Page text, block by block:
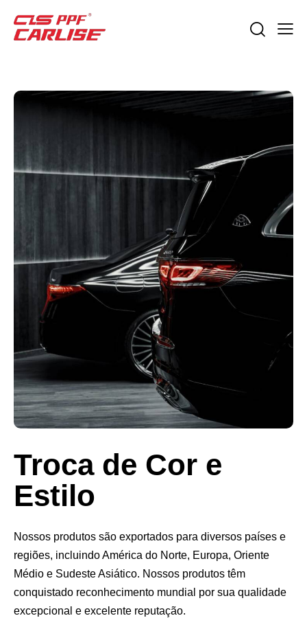
Troca de Cor e
Estilo
Nossos produtos são exportados para diversos países e
regiões, incluindo América do Norte, Europa, Oriente
Médio e Sudeste Asiático. Nossos produtos têm
conquistado reconhecimento mundial por sua qualidade
excepcional e excelente reputação.